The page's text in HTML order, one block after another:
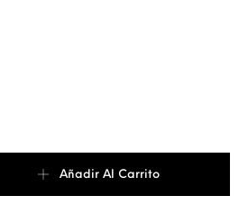
Añadir Al Carrito